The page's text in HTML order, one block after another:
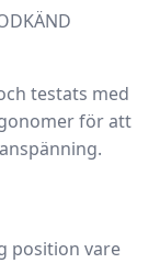
testats med
för att
position vare